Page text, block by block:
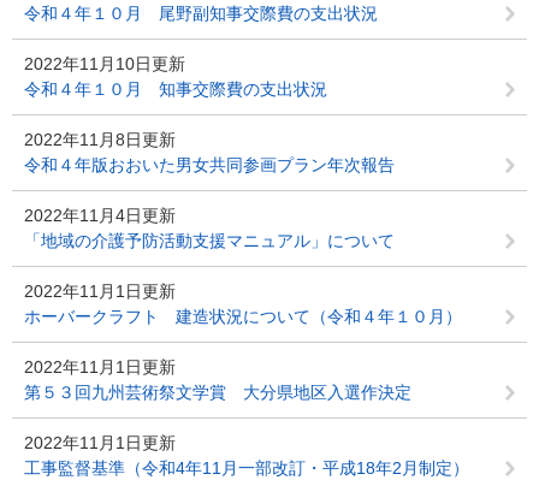
令和４年１０月 尾野副知事交際費の支出状況
2022年11月10日更新
令和４年１０月 知事交際費の支出状況
2022年11月8日更新
令和４年版おおいた男女共同参画プラン年次報告
2022年11月4日更新
「地域の介護予防活動支援マニュアル」について
2022年11月1日更新
ホーバークラフト 建造状況について（令和４年１０月）
2022年11月1日更新
第５３回九州芸術祭文学賞 大分県地区入選作決定
2022年11月1日更新
工事監督基準（令和4年11月一部改訂・平成18年2月制定）